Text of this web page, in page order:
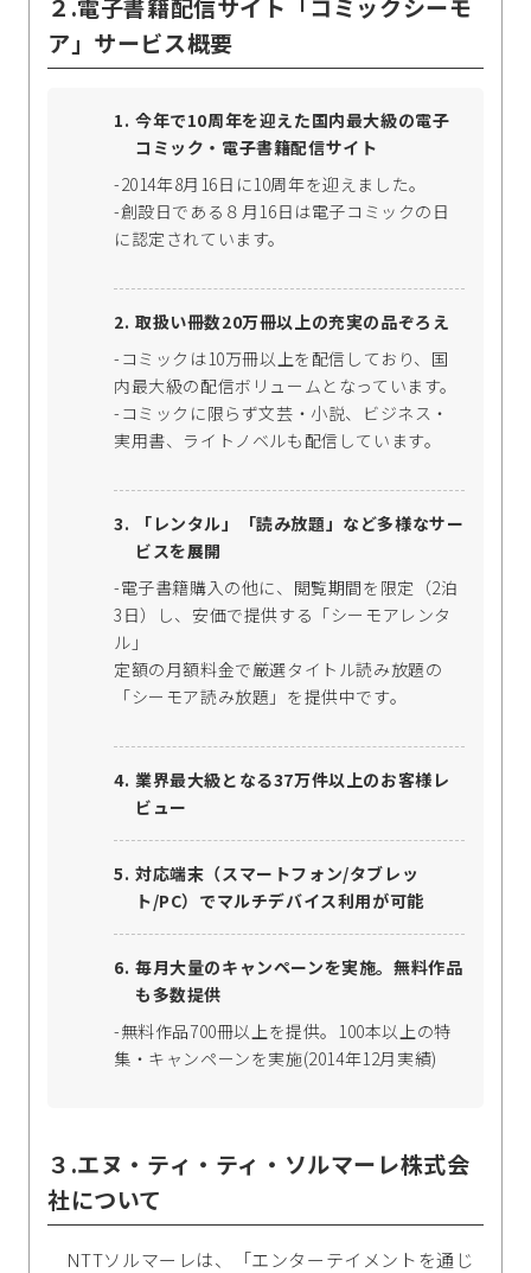
２.電子書籍配信サイト「コミックシーモ
ア」サービス概要
今年で10周年を迎えた国内最大級の電子
コミック・電子書籍配信サイト
-2014年8月16日に10周年を迎えました。
-創設日である８月16日は電子コミックの日
に認定されています。
取扱い冊数20万冊以上の充実の品ぞろえ
-コミックは10万冊以上を配信しており、国
内最大級の配信ボリュームとなっています。
-コミックに限らず文芸・小説、ビジネス・
実用書、ライトノベルも配信しています。
「レンタル」「読み放題」など多様なサー
ビスを展開
-電子書籍購入の他に、閲覧期間を限定（2泊
3日）し、安価で提供する「シーモアレンタ
ル」
定額の月額料金で厳選タイトル読み放題の
「シーモア読み放題」を提供中です。
業界最大級となる37万件以上のお客様レ
ビュー
対応端末（スマートフォン/タブレッ
ト/PC）でマルチデバイス利用が可能
毎月大量のキャンペーンを実施。無料作品
も多数提供
-無料作品700冊以上を提供。100本以上の特
集・キャンペーンを実施(2014年12月実績)
３.エヌ・ティ・ティ・ソルマーレ株式会
社について
NTTソルマーレは、「エンターテイメントを通じ